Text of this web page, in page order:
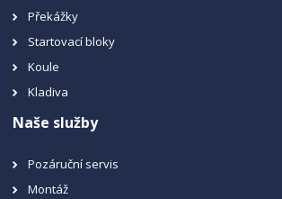
Překážky
Startovací bloky
Koule
Kladiva
Naše služby
Pozáruční servis
Montáž